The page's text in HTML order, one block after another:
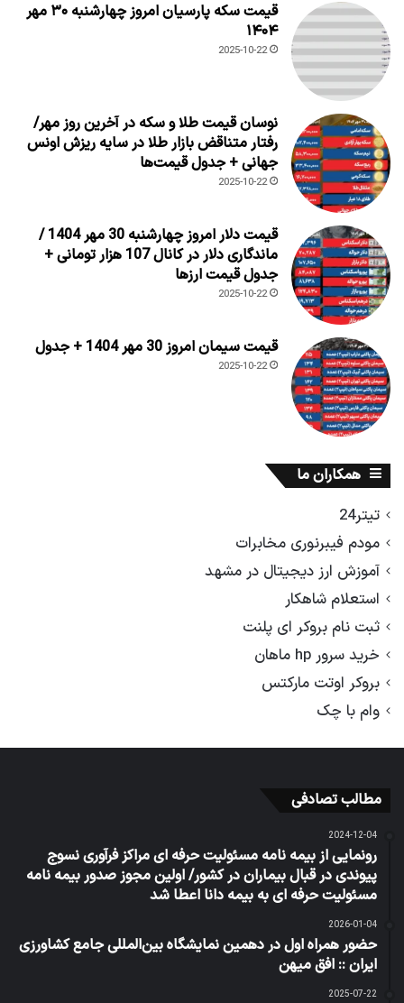
قیمت سکه پارسیان امروز چهارشنبه ۳۰ مهر
۱۴۰۴
2025-10-22
نوسان قیمت طلا و سکه در آخرین روز مهر/
رفتار متناقض بازار طلا در سایه ریزش اونس
جهانی + جدول قیمت‌ها
2025-10-22
قیمت دلار امروز چهارشنبه 30 مهر 1404 /
ماندگاری دلار در کانال 107 هزار تومانی +
جدول قیمت ارزها
2025-10-22
قیمت سیمان امروز 30 مهر 1404 + جدول
2025-10-22
همکاران ما
تیتر24
مودم فیبرنوری مخابرات
آموزش ارز دیجیتال در مشهد
استعلام شاهکار
ثبت نام بروکر ای پلنت
خرید سرور hp ماهان
بروکر اوتت مارکتس
وام با چک
مطالب تصادفی
2024-12-04
رونمایی از بیمه نامه مسئولیت حرفه ای مراکز فرآوری نسوج
پیوندی در قبال بیماران در کشور/ اولین مجوز صدور بیمه نامه
مسئولیت حرفه ای به بیمه دانا اعطا شد
2026-01-04
حضور همراه اول در دهمین نمایشگاه بین‌المللی جامع کشاورزی
ایران :: افق میهن
2025-07-22